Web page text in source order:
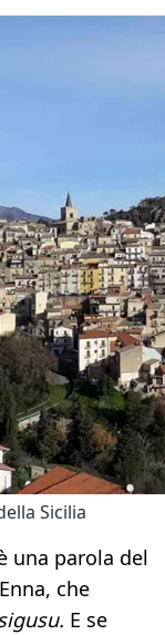
Sicilia
una parola del
che
E se